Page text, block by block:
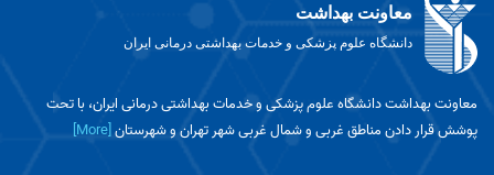
معاونت بهداشت
دانشگاه علوم پزشکی و خدمات بهداشتی درمانی ایران
معاونت بهداشت دانشگاه علوم پزشکی و خدمات بهداشتی درمانی ایران، با تحت
پوشش قرار دادن مناطق غربی و شمال غربی شهر تهران و شهرستان[More]